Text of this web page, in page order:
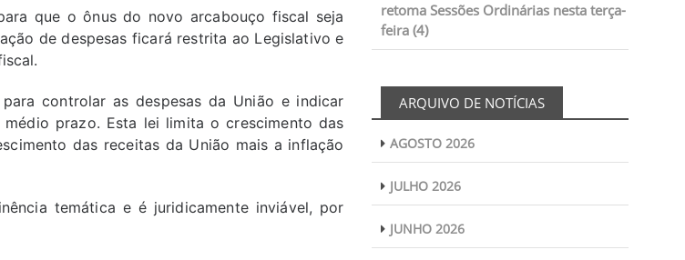
que o ônus do novo arcabouço fiscal seja
de despesas ficará restrita ao Legislativo e
controlar as despesas da União e indicar
prazo. Esta lei limita o crescimento das
das receitas da União mais a inflação
temática e é juridicamente inviável, por
retoma Sessões Ordinárias nesta terça-
feira (4)
ARQUIVO DE NOTÍCIAS
AGOSTO 2026
JULHO 2026
JUNHO 2026